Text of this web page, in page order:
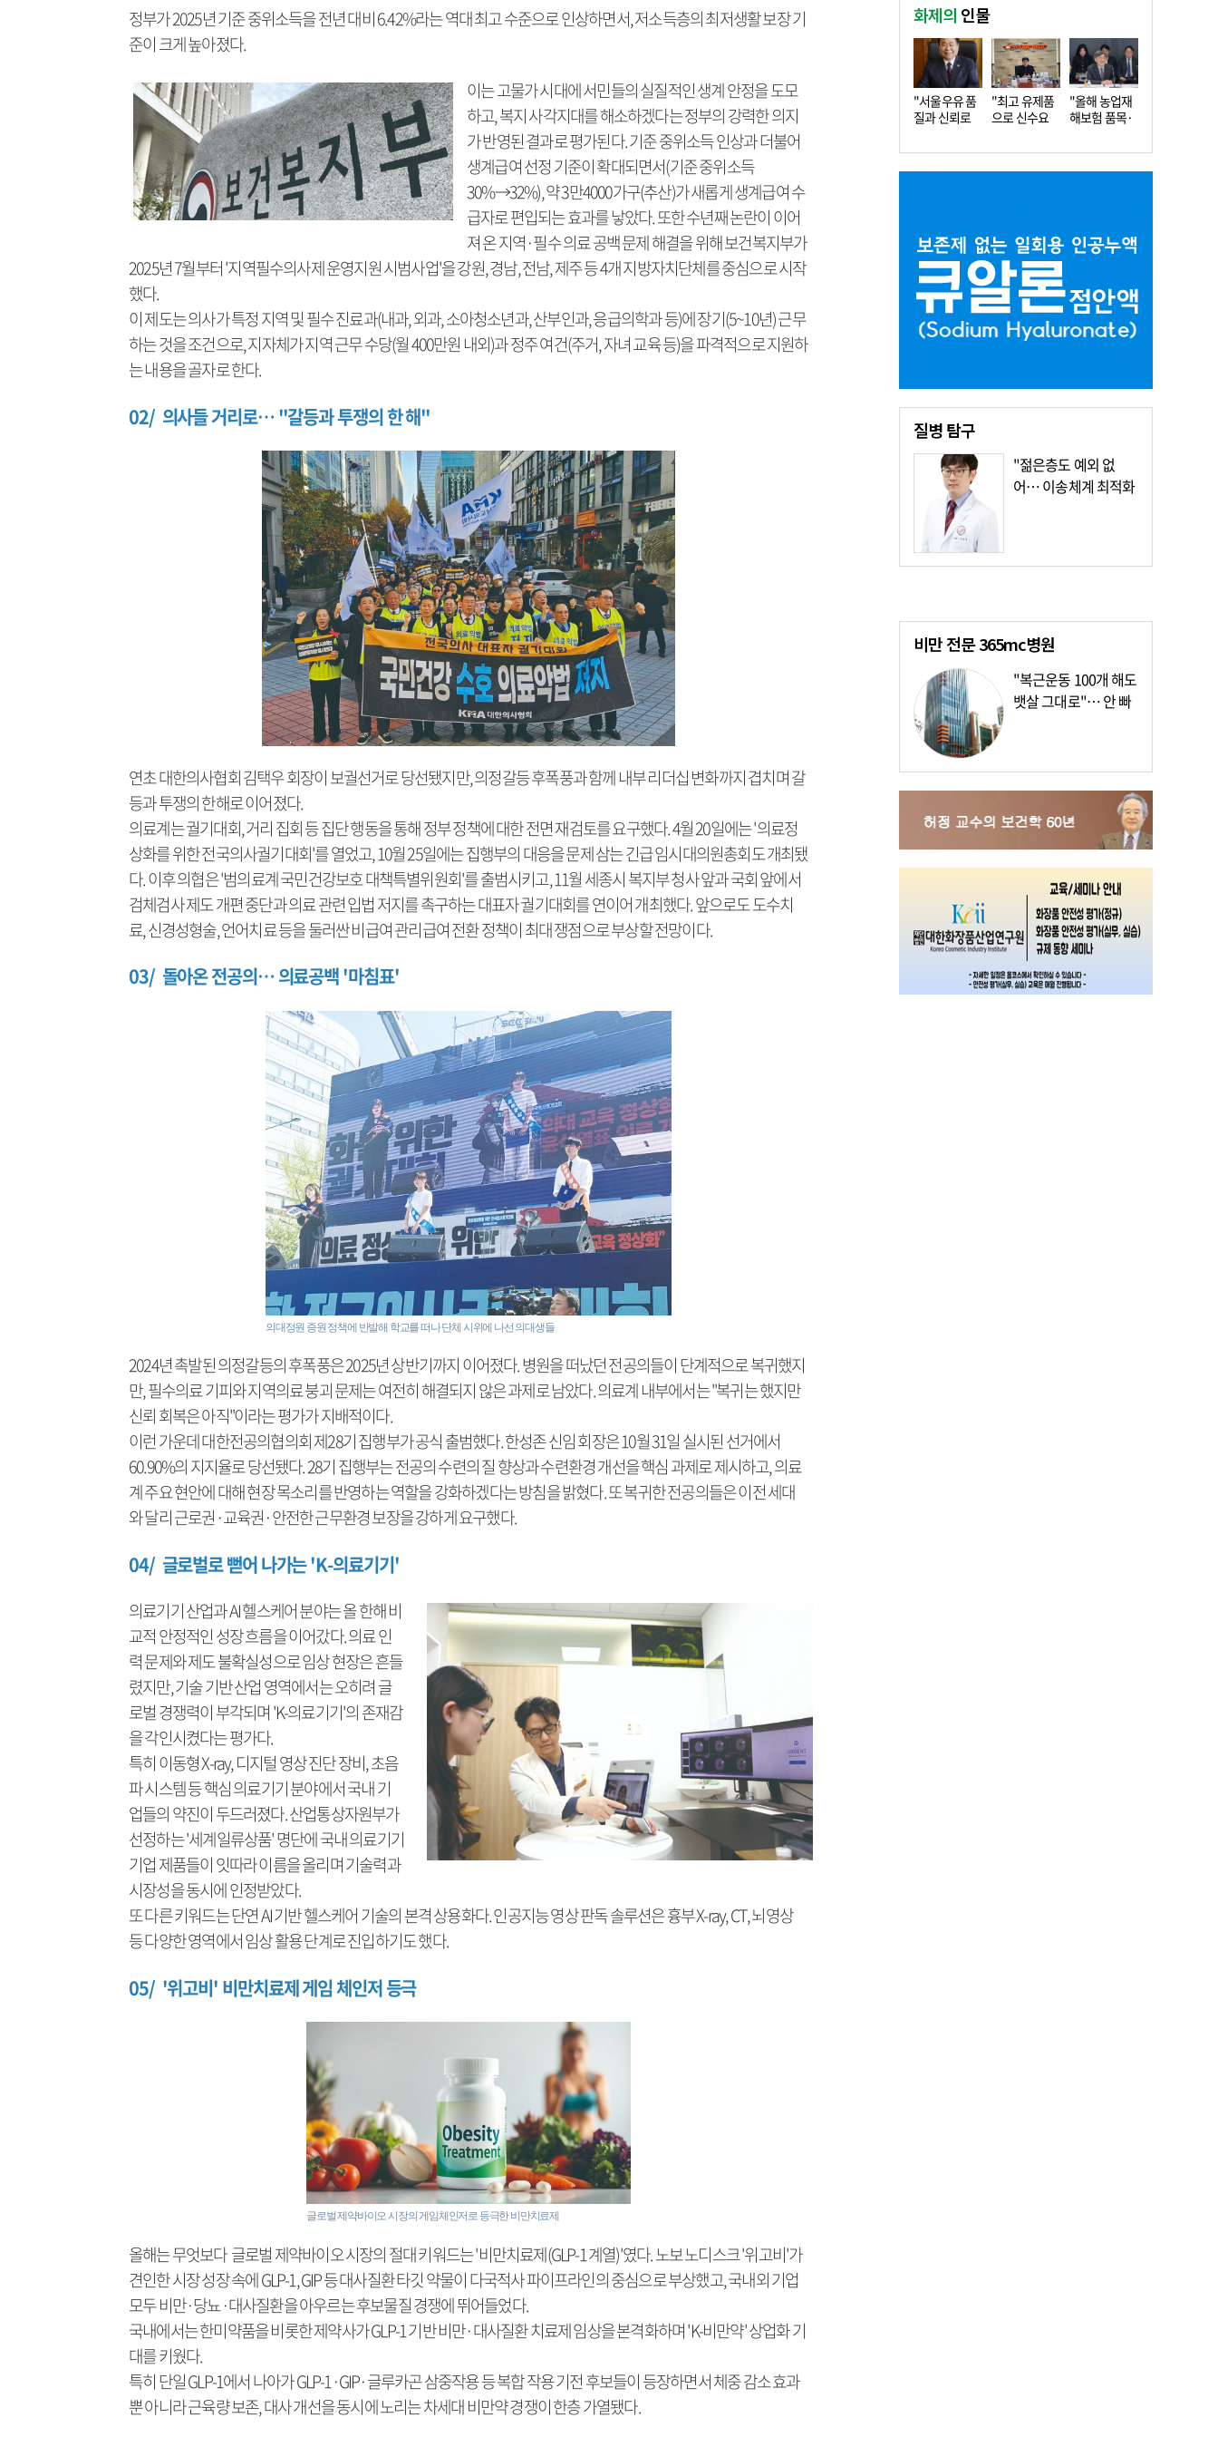
정부가 2025년 기준 중위소득을 전년 대비 6.42%라는 역대 최고 수준으로 인상하면서, 저소득층의 최저생활 보장 기
준이 크게 높아졌다.
이는 고물가 시대에 서민들의 실질적인 생계 안정을 도모
하고, 복지 사각지대를 해소하겠다는 정부의 강력한 의지
가 반영된 결과로 평가된다. 기준 중위소득 인상과 더불어
생계급여 선정 기준이 확대되면서(기준 중위소득
30%→32%), 약 3만4000가구(추산)가 새롭게 생계급여 수
급자로 편입되는 효과를 낳았다. 또한 수년째 논란이 이어
져 온 지역·필수 의료 공백 문제 해결을 위해 보건복지부가
2025년 7월부터 '지역필수의사제 운영지원 시범사업'을 강원, 경남, 전남, 제주 등 4개 지방자치단체를 중심으로 시작
했다.
이 제도는 의사가 특정 지역 및 필수 진료과(내과, 외과, 소아청소년과, 산부인과, 응급의학과 등)에 장기(5~10년) 근무
하는 것을 조건으로, 지자체가 지역 근무 수당(월 400만원 내외)과 정주 여건(주거, 자녀 교육 등)을 파격적으로 지원하
는 내용을 골자로 한다.
02/ 의사들 거리로… "갈등과 투쟁의 한 해"
연초 대한의사협회 김택우 회장이 보궐선거로 당선됐지만, 의정갈등 후폭풍과 함께 내부 리더십 변화까지 겹치며 갈
등과 투쟁의 한해로 이어졌다.
의료계는 궐기대회, 거리 집회 등 집단 행동을 통해 정부 정책에 대한 전면 재검토를 요구했다. 4월 20일에는 '의료정
상화를 위한 전국의사궐기대회'를 열었고, 10월 25일에는 집행부의 대응을 문제 삼는 긴급 임시대의원총회도 개최됐
다. 이후 의협은 '범의료계 국민건강보호 대책특별위원회'를 출범시키고, 11월 세종시 복지부 청사 앞과 국회 앞에서
검체검사 제도 개편 중단과 의료 관련 입법 저지를 촉구하는 대표자 궐기대회를 연이어 개최했다. 앞으로도 도수치
료, 신경성형술, 언어치료 등을 둘러싼 비급여 관리급여 전환 정책이 최대 쟁점으로 부상할 전망이다.
03/ 돌아온 전공의… 의료공백 '마침표'
의대정원 증원 정책에 반발해 학교를 떠나 단체 시위에 나선 의대생들
2024년 촉발된 의정갈등의 후폭풍은 2025년 상반기까지 이어졌다. 병원을 떠났던 전공의들이 단계적으로 복귀했지
만, 필수의료 기피와 지역의료 붕괴 문제는 여전히 해결되지 않은 과제로 남았다. 의료계 내부에서는 "복귀는 했지만
신뢰 회복은 아직"이라는 평가가 지배적이다.
이런 가운데 대한전공의협의회 제28기 집행부가 공식 출범했다. 한성존 신임 회장은 10월 31일 실시된 선거에서
60.90%의 지지율로 당선됐다. 28기 집행부는 전공의 수련의 질 향상과 수련환경 개선을 핵심 과제로 제시하고, 의료
계 주요 현안에 대해 현장 목소리를 반영하는 역할을 강화하겠다는 방침을 밝혔다. 또 복귀한 전공의들은 이전 세대
와 달리 근로권·교육권·안전한 근무환경 보장을 강하게 요구했다.
04/ 글로벌로 뻗어 나가는 'K-의료기기'
의료기기 산업과 AI 헬스케어 분야는 올 한해 비
교적 안정적인 성장 흐름을 이어갔다. 의료 인
력 문제와 제도 불확실성으로 임상 현장은 흔들
렸지만, 기술 기반 산업 영역에서는 오히려 글
로벌 경쟁력이 부각되며 'K-의료기기'의 존재감
을 각인시켰다는 평가다.
특히 이동형 X-ray, 디지털 영상 진단 장비, 초음
파 시스템 등 핵심 의료기기 분야에서 국내 기
업들의 약진이 두드러졌다. 산업통상자원부가
선정하는 '세계일류상품' 명단에 국내 의료기기
기업 제품들이 잇따라 이름을 올리며 기술력과
시장성을 동시에 인정받았다.
또 다른 키워드는 단연 AI 기반 헬스케어 기술의 본격 상용화다. 인공지능 영상 판독 솔루션은 흉부 X-ray, CT, 뇌영상
등 다양한 영역에서 임상 활용 단계로 진입하기도 했다.
05/ '위고비' 비만치료제 게임 체인저 등극
글로벌 제약바이오 시장의 게임체인저로 등극한 비만치료제
올해는 무엇보다 글로벌 제약바이오 시장의 절대 키워드는 '비만치료제(GLP-1 계열)'였다. 노보 노디스크 '위고비'가
견인한 시장 성장 속에 GLP-1, GIP 등 대사질환 타깃 약물이 다국적사 파이프라인의 중심으로 부상했고, 국내외 기업
모두 비만·당뇨·대사질환을 아우르는 후보물질 경쟁에 뛰어들었다.​
국내에서는 한미약품을 비롯한 제약사가 GLP-1 기반 비만·대사질환 치료제 임상을 본격화하며 'K-비만약' 상업화 기
대를 키웠다.
특히 단일 GLP-1에서 나아가 GLP-1·GIP·글루카곤 삼중작용 등 복합 작용 기전 후보들이 등장하면서 체중 감소 효과
뿐 아니라 근육량 보존, 대사 개선을 동시에 노리는 차세대 비만약 경쟁이 한층 가열됐다.​
화제의 인물
"서울우유 품
질과 신뢰로
"최고 유제품
으로 신수요
"올해 농업재
해보험 품목·
질병탐구
"젊은층도 예외 없
어… 이송체계 최적화
비만 전문365mc병원
"복근운동 100개 해도
뱃살 그대로"… 안 빠